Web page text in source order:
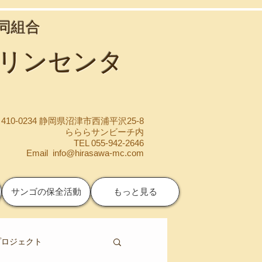
組合
ンセンタ
0234 静岡県沼津市西浦平沢25-8
らららサンビーチ内
TEL 055-942-2646
Email info@hirasawa-mc.com
サンゴの保全活動 もっと見る
ジェクト